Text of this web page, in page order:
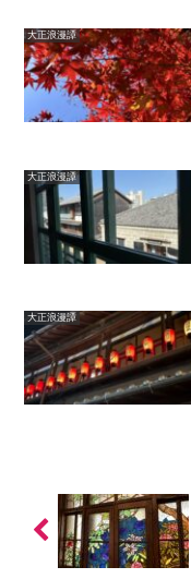
大正浪漫譚
大正浪漫譚
大正浪漫譚